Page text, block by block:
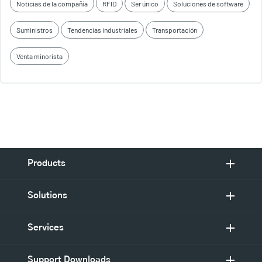
Noticias de la compañía RFID Ser único Soluciones de software
Suministros Tendencias industriales Transportación
Venta minorista
Products
Solutions
Services
Support Downloads